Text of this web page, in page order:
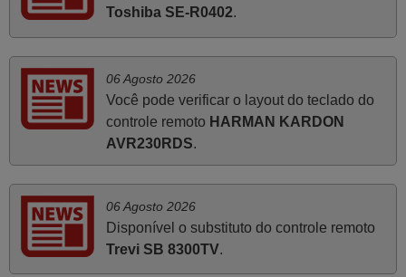
cliente, clareza de instruções durante o processo,
qualidade do produto, cumprimento dos prazos A TUDO
ISTO DOU DOU A NOTA MÁXIMA DE 5 ESTRELAS.
Sinceramente, faço votos para que assim continuem, pois
infelizmente vai sendo raro encontrar Empresas cuja
relação online com o cliente seja tão prática e eficiente
como a demonstrada por vós. Apresento os meus
cumprimentos.
Abril 2025
Toshiba SE-R0402.
06 Agosto 2026
Você pode verificar o layout do teclado do
controle remoto HARMAN KARDON
AVR230RDS.
06 Agosto 2026
Disponível o substituto do controle remoto
Trevi SB 8300TV.